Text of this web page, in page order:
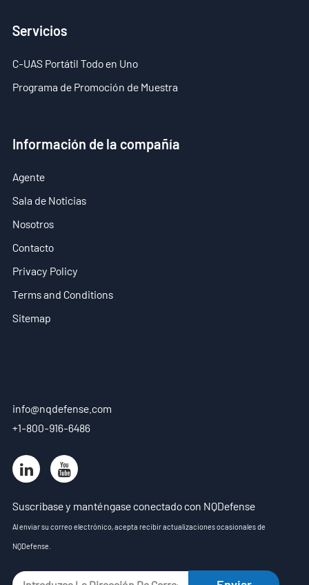
Servicios
C-UAS Portátil Todo en Uno
Programa de Promoción de Muestra
Información de la compañía
Agente
Sala de Noticias
Nosotros
Contacto
Privacy Policy
Terms and Conditions
Sitemap
info@nqdefense.com
+1-800-916-6486
Suscríbase y manténgase conectado con NQDefense
Al enviar su correo electrónico, acepta recibir actualizaciones ocasionales de
NQDefense.